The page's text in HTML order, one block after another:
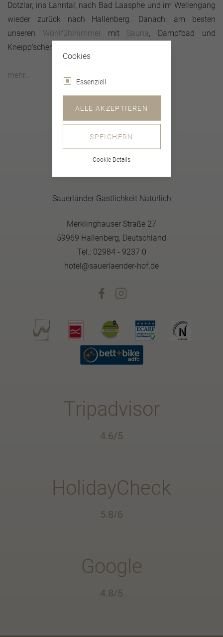
Dotzlar, ins Lahntal, nach Bad Laasphe und im Wellengang
wieder zurück nach Hallenberg. Danach: am besten
unseren Wohlfühlhimmel mit Sauna, Dampfbad und
Kneipp'schem Fußbad nutzen!
mehr...
Sauerländer Gastlichkeit Natürlich
Merklinghauser Straße 27
59969 Hallenberg, Deutschland
Tel.: 02984 - 9237 0
hotel@sauerlaender-hof.de
Tripadvisor
4.6/5
HolidayCheck
5.8/6
Google
4.8/5
Cookies
Essenziell
ALLE AKZEPTIEREN
SPEICHERN
Cookie-Details